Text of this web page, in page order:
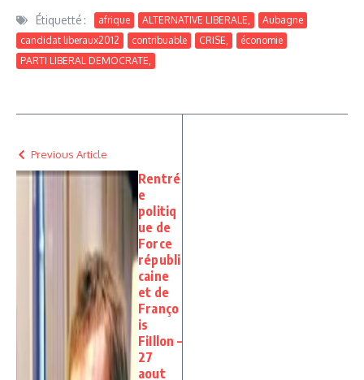
Étiquetté : afrique ALTERNATIVE LIBERALE,
Aubagne
candidat liberaux2012
contribuable CRISE,
économie
PARTI LIBERAL DEMOCRATE,
Previous Article
Rentré
e
politiq
ue de
Force
républi
caine
et de
Franço
is
FiIllon –
27
aout